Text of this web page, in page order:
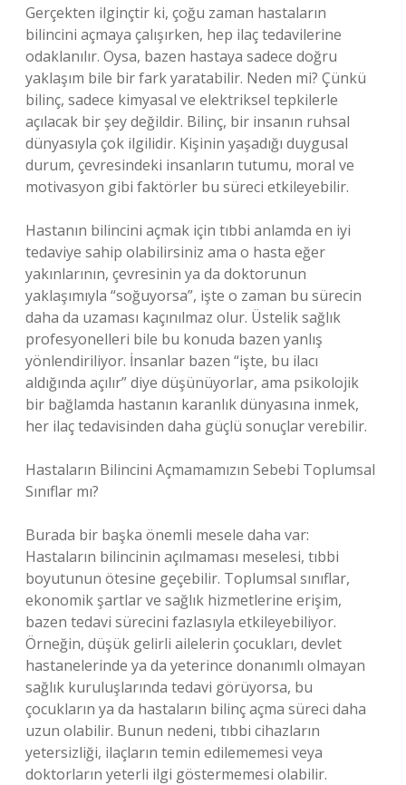
Gerçekten ilginçtir ki, çoğu zaman hastaların
bilincini açmaya çalışırken, hep ilaç tedavilerine
odaklanılır. Oysa, bazen hastaya sadece doğru
yaklaşım bile bir fark yaratabilir. Neden mi? Çünkü
bilinç, sadece kimyasal ve elektriksel tepkilerle
açılacak bir şey değildir. Bilinç, bir insanın ruhsal
dünyasıyla çok ilgilidir. Kişinin yaşadığı duygusal
durum, çevresindeki insanların tutumu, moral ve
motivasyon gibi faktörler bu süreci etkileyebilir.
Hastanın bilincini açmak için tıbbi anlamda en iyi
tedaviye sahip olabilirsiniz ama o hasta eğer
yakınlarının, çevresinin ya da doktorunun
yaklaşımıyla “soğuyorsa”, işte o zaman bu sürecin
daha da uzaması kaçınılmaz olur. Üstelik sağlık
profesyonelleri bile bu konuda bazen yanlış
yönlendiriliyor. İnsanlar bazen “işte, bu ilacı
aldığında açılır” diye düşünüyorlar, ama psikolojik
bir bağlamda hastanın karanlık dünyasına inmek,
her ilaç tedavisinden daha güçlü sonuçlar verebilir.
Hastaların Bilincini Açmamamızın Sebebi Toplumsal
Sınıflar mı?
Burada bir başka önemli mesele daha var:
Hastaların bilincinin açılmaması meselesi, tıbbi
boyutunun ötesine geçebilir. Toplumsal sınıflar,
ekonomik şartlar ve sağlık hizmetlerine erişim,
bazen tedavi sürecini fazlasıyla etkileyebiliyor.
Örneğin, düşük gelirli ailelerin çocukları, devlet
hastanelerinde ya da yeterince donanımlı olmayan
sağlık kuruluşlarında tedavi görüyorsa, bu
çocukların ya da hastaların bilinç açma süreci daha
uzun olabilir. Bunun nedeni, tıbbi cihazların
yetersizliği, ilaçların temin edilememesi veya
doktorların yeterli ilgi göstermemesi olabilir.